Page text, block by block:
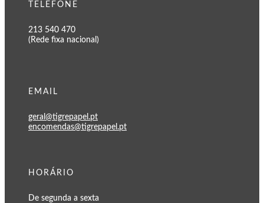
TELEFONE
213 540 470
(Rede fixa nacional)
EMAIL
geral@tigrepapel.pt
encomendas@tigrepapel.pt
HORÁRIO
De segunda a sexta